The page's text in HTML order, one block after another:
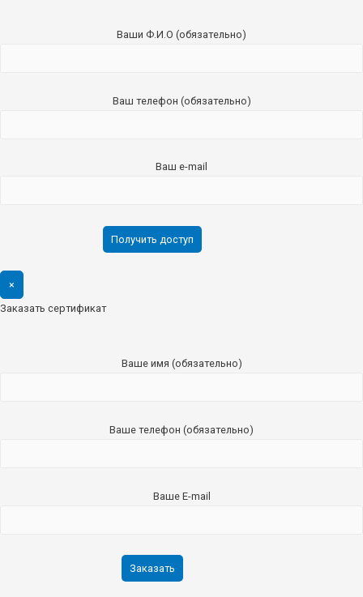
Ваши Ф.И.О (обязательно)
Ваш телефон (обязательно)
Ваш e-mail
×
Заказать сертификат
Ваше имя (обязательно)
Ваше телефон (обязательно)
Ваше E-mail